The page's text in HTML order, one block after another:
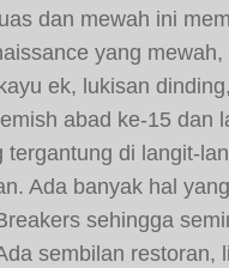
dan mewah ini
yang
ek, lukisan
abad ke-15 dan
tergantung di langit-
Ada banyak hal
sehingga
sembilan restoran,